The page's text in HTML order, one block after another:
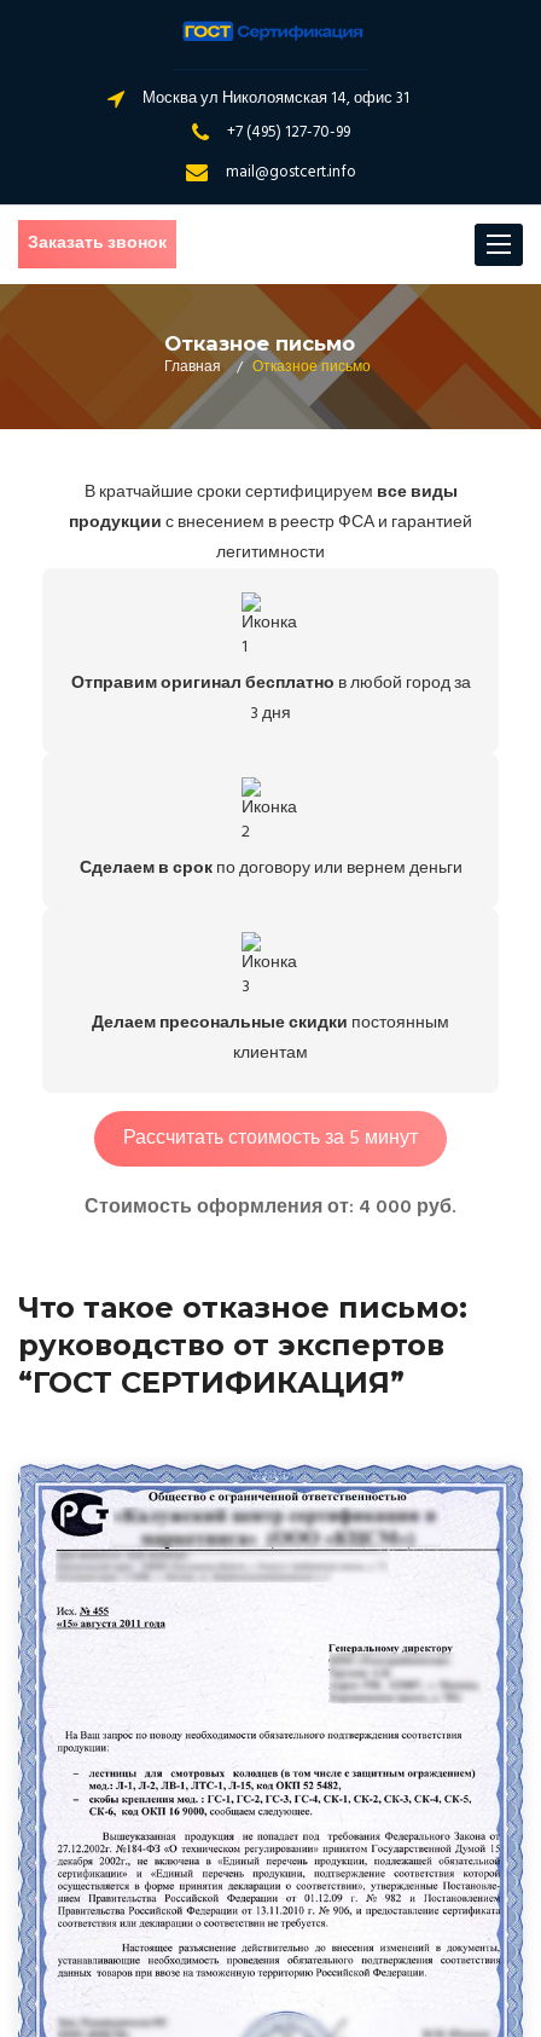
Москва ул Николоямская 14, офис 31
+7 (495) 127-70-99
mail@gostcert.info
Toggle
Заказать звонок
Отказное письмо
Главная / Отказное письмо
В кратчайшие сроки сертифицируем все виды
продукциис внесением в реестр ФСА и гарантией
легитимности
Отправим оригинал бесплатно в любой город за
3 дня
Сделаем в срокпо договору или вернем деньги
Делаем пресональные скидки постоянным
клиентам
Рассчитать стоимость за 5 минут
Стоимость оформления от: 4 000 руб.
Что такое отказное письмо:
руководство от экспертов
“ГОСТ СЕРТИФИКАЦИЯ”